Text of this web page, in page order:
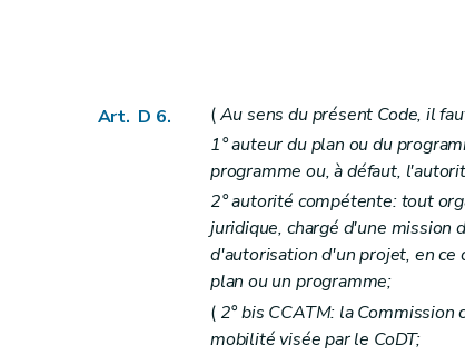
Art.
Art.D 28-7
Art.D 28-8
Section2 Procédure d'octroi ou
Art.D 28-9
Art.D 28-10
ChapitreIII Subventionnement
Art.D 28-11
Art. D 6. (Au sens du présent Code, il
1° auteur du plan ou du
programme ou, à défaut,
2° autorité compétente: tout
juridique, chargé d'une mission
d'autorisation d'un projet, en
plan ou un programme;
( 2°bis CCATM: la
mobilité visée par le CoDT;